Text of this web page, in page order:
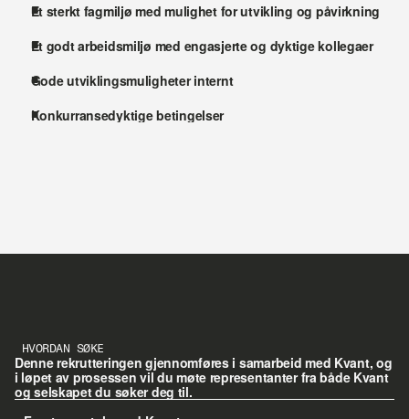
Et sterkt fagmiljø med mulighet for utvikling og påvirkning
Et godt arbeidsmiljø med engasjerte og dyktige kollegaer
Gode utviklingsmuligheter internt
Konkurransedyktige betingelser
HVORDAN SØKE
Denne rekrutteringen gjennomføres i samarbeid med Kvant, og
i løpet av prosessen vil du møte representanter fra både Kvant
og selskapet du søker deg til.